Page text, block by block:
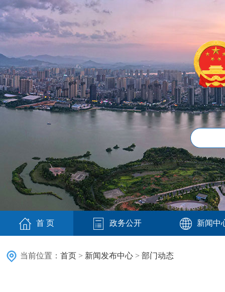
首 页 政务公开 新闻中
当前位置： 首页 > 新闻发布中心 > 部门动态